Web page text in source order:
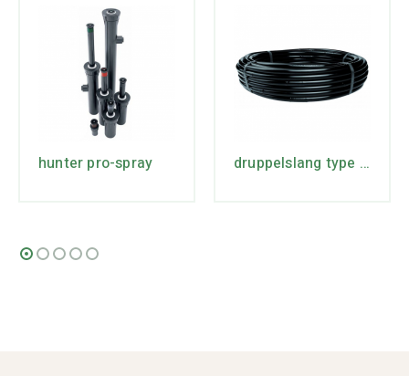
hunter pro-spray druppelslang type 16-2 rollengte 50 mtr.